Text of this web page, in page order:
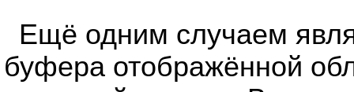
Ещё одним случаем
буфера отображённой